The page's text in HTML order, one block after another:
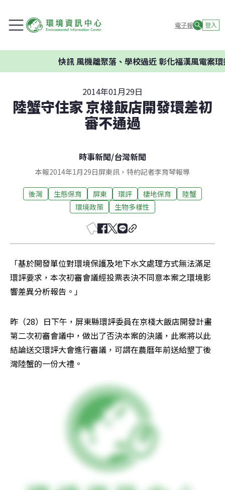
電子報 登入
風機離聚落、學校過近 彰化福漢風電案環委建議
2014年01月29日
陸蟹守住家 京棧飯店開發環差初
審不通過
時事新聞/台灣新聞
本報2014年1月29日屏東訊，特約記者李育琴報導
後灣 生態保育 屏東 環評 棲地保育
陸蟹
環境政策
生物多樣性
「基於開發單位對環境保護及地下水文處理方式無法滿足
環評要求，本次初審會議經投票表決不同意本案之環境影
響差異分析報告。」
昨（28）日下午，屏東縣環評委員在京棧大飯店開發計畫
第二次初審會議中，做出了否決本案的決議，此案將以此
結論送交環評大會進行審議，可謂在農曆年前送給墾丁後
灣陸蟹的一份大禮。